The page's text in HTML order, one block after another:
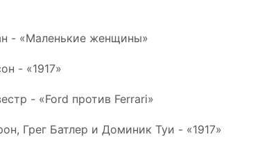
- «Маленькие женщины»
- «1917»
- «Ford против Ferrari»
Грег Батлер и Доминик Туи - «1917»